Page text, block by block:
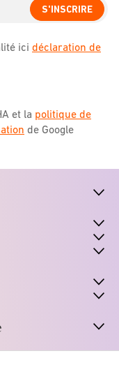
S'INSCRIRE
ici déclaration de
et la politique de
de Google